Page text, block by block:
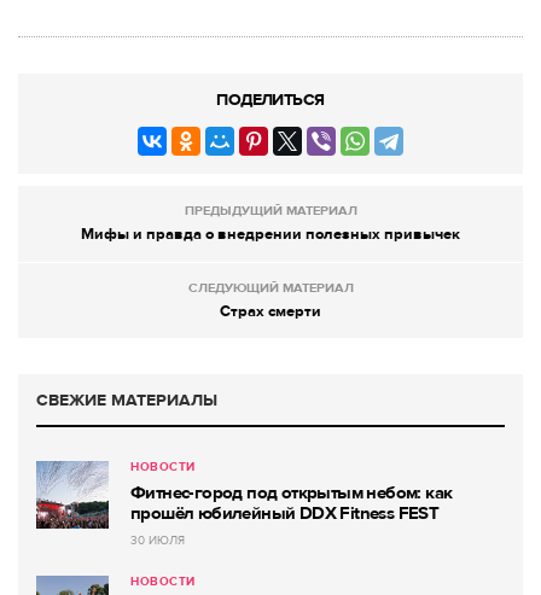
ПОДЕЛИТЬСЯ
ПРЕДЫДУЩИЙ МАТЕРИАЛ
Мифы и правда о внедрении полезных привычек
СЛЕДУЮЩИЙ МАТЕРИАЛ
Страх смерти
СВЕЖИЕ МАТЕРИАЛЫ
НОВОСТИ
Фитнес-город под открытым небом: как
прошёл юбилейный DDX Fitness FEST
30 ИЮЛЯ
НОВОСТИ